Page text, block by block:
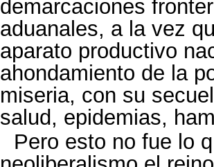
demarcaciones
aduanales, a la vez
aparato productivo
ahondamiento de la
miseria, con su
salud, epidemias,
Pero esto no fue lo